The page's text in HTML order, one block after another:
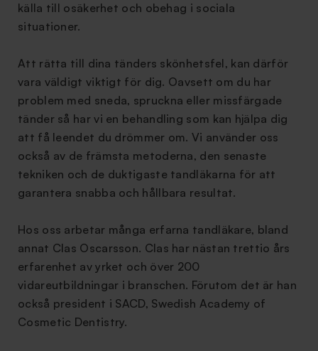
källa till osäkerhet och obehag i sociala
situationer.
Att rätta till dina tänders skönhetsfel, kan därför
vara väldigt viktigt för dig. Oavsett om du har
problem med sneda, spruckna eller missfärgade
tänder så har vi en behandling som kan hjälpa dig
att få leendet du drömmer om. Vi använder oss
också av de främsta metoderna, den senaste
tekniken och de duktigaste tandläkarna för att
garantera snabba och hållbara resultat.
Hos oss arbetar många erfarna tandläkare, bland
annat Clas Oscarsson. Clas har nästan trettio års
erfarenhet av yrket och över 200
vidareutbildningar i branschen. Förutom det är han
också president i SACD, Swedish Academy of
Cosmetic Dentistry.